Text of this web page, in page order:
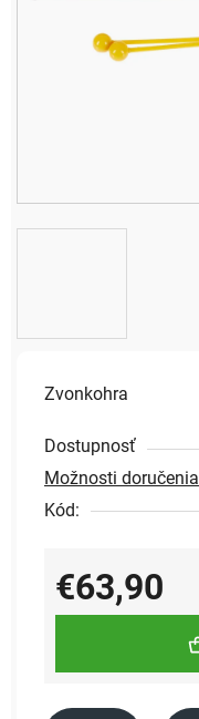
Zvonkohra
Dostupnosť
Možnosti doručenia
Kód:
€63,90
Jednotková cena: